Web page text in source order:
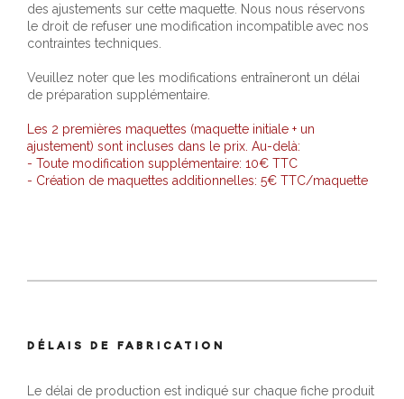
des ajustements sur cette maquette. Nous nous réservons
le droit de refuser une modification incompatible avec nos
contraintes techniques.
Veuillez noter que les modifications entraîneront un délai
de préparation supplémentaire.
Les 2 premières maquettes (maquette initiale + un
ajustement) sont incluses dans le prix. Au-delà:
- Toute modification supplémentaire: 10€ TTC
- Création de maquettes additionnelles: 5€ TTC/maquette
DÉLAIS DE FABRICATION
Le délai de production est indiqué sur chaque fiche produit